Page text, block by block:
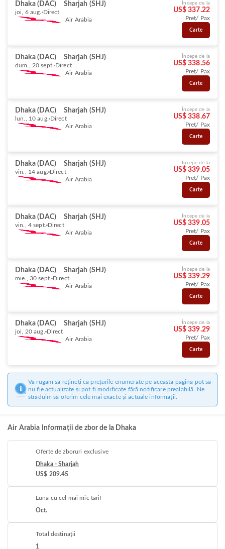
Dhaka (DAC) Sharjah (SHJ)
joi, 6 aug. Direct
Air Arabia
Începe de la
US$ 337.22
Preț/ Pax
Carte
Dhaka (DAC) Sharjah (SHJ)
dum., 20 sept. Direct
Air Arabia
Începe de la
US$ 338.56
Preț/ Pax
Carte
Dhaka (DAC) Sharjah (SHJ)
lun., 10 aug. Direct
Air Arabia
Începe de la
US$ 338.67
Preț/ Pax
Carte
Dhaka (DAC) Sharjah (SHJ)
vin., 14 aug. Direct
Air Arabia
Începe de la
US$ 339.05
Preț/ Pax
Carte
Dhaka (DAC) Sharjah (SHJ)
vin., 4 sept. Direct
Air Arabia
Începe de la
US$ 339.05
Preț/ Pax
Carte
Dhaka (DAC) Sharjah (SHJ)
mie., 30 sept. Direct
Air Arabia
Începe de la
US$ 339.29
Preț/ Pax
Carte
Dhaka (DAC) Sharjah (SHJ)
joi, 20 aug. Direct
Air Arabia
Începe de la
US$ 339.29
Preț/ Pax
Carte
Vă rugăm să rețineți că prețurile enumerate pe această pagină pot să
nu fie actualizate și pot fi modificate fără notificare prealabilă. Ne
străduim să oferim cele mai exacte și actuale informații.
Air Arabia Informații de zbor de la Dhaka
Oferte de zboruri exclusive
Dhaka - Sharjah
US$ 209.45
Luna cu cel mai mic tarif
Oct.
Total destinații
1